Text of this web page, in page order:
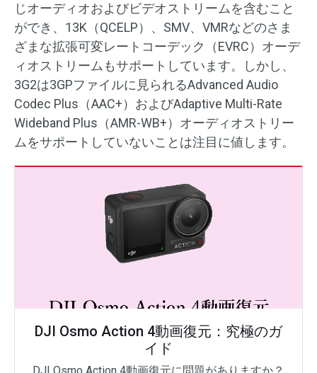
じオーディオおよびビデオストリームを含むこと
ができ、13K（QCELP）、SMV、VMRなどのさま
ざまな拡張可変レートコーデック（EVRC）オーデ
ィオストリームもサポートしています。しかし、
3G2は3GPファイルに見られるAdvanced Audio
Codec Plus（AAC+）およびAdaptive Multi-Rate
Wideband Plus（AMR-WB+）オーディオストリー
ムをサポートしていないことは注目に値します。
DJI Osmo Action 4動画復元：究極のガ
イド